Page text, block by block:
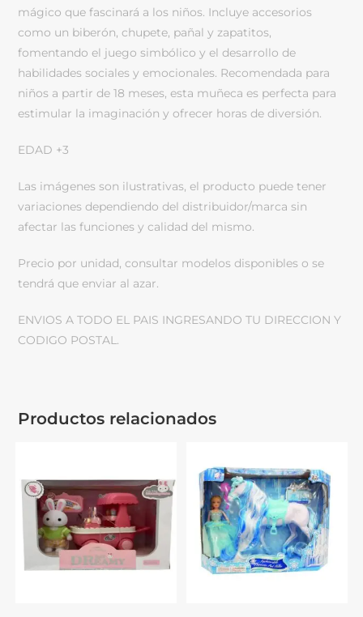
mágico que fascinará a los niños. Incluye accesorios
como un biberón, chupete, pañal y zapatitos,
fomentando el juego simbólico y el desarrollo de
habilidades sociales y emocionales. Recomendada para
niños a partir de 18 meses, esta muñeca es perfecta para
estimular la imaginación y ofrecer horas de diversión.
EDAD +3
Las imágenes son ilustrativas, el producto puede tener
variaciones dependiendo del distribuidor/marca sin
afectar las funciones y calidad del mismo.
Precio por unidad, consultar modelos disponibles o se
tendrá que enviar al azar.
ENVIOS A TODO EL PAIS INGRESANDO TU DIRECCION Y
CODIGO POSTAL.
Productos relacionados